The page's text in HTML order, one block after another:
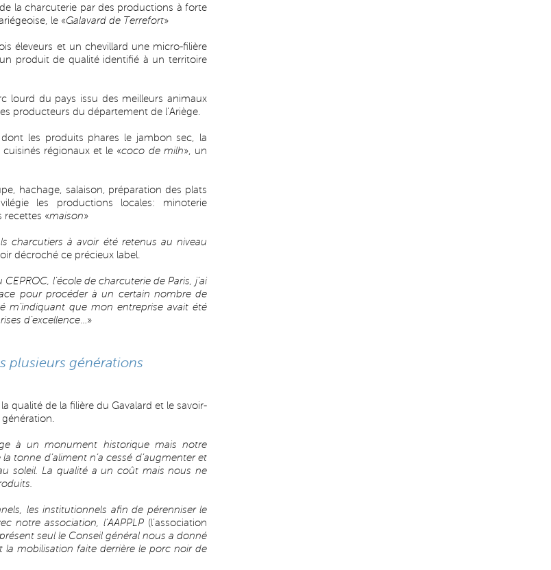
la charcuterie par des productions à forte
le «Galavard de Terrefort»
éleveurs et un chevillard une micro-filière
produit de qualité identifié à un territoire
lourd du pays issu des meilleurs animaux
producteurs du département de l'Ariège.
les produits phares le jambon sec, la
régionaux et le «coco de milh», un
hachage, salaison, préparation des plats
les productions locales: minoterie
recettes «maison»
charcutiers à avoir été retenus au niveau
décroché ce précieux label.
l’école de charcuterie de Paris, j’ai
pour procéder à un certain nombre de
m’indiquant que mon entreprise avait été
d’excellence …»
plusieurs générations
qualité de la filière du Gavalard et le savoir-
à un monument historique mais notre
tonne d’aliment n’a cessé d’augmenter et
soleil. La qualité a un coût mais nous ne
les institutionnels afin de pérenniser le
notre association, l’AAPPLP (l’association
seul le Conseil général nous a donné
mobilisation faite derrière le porc noir de